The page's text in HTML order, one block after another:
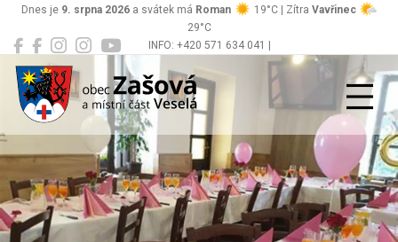
INFO: +420 571 634 041 |
Dnes je 9. srpna 2026 a svátek má Roman 19°C | Zítra Vavřinec
29°C
Zašová